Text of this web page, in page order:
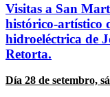
Visitas a San
histórico-artístico
hidroeléctrica de
Retorta.
Día 28 de setembro,